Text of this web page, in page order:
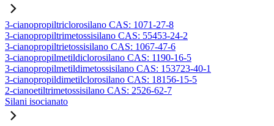
3-cianopropiltriclorosilano CAS: 1071-27-8
3-cianopropiltrimetossisilano CAS: 55453-24-2
3-cianopropiltrietossisilano CAS: 1067-47-6
3-cianopropilmetildiclorosilano CAS: 1190-16-5
3-cianopropilmetildimetossisilano CAS: 153723-40-1
3-cianopropildimetilclorosilano CAS: 18156-15-5
2-cianoetiltrimetossisilano CAS: 2526-62-7
Silani isocianato